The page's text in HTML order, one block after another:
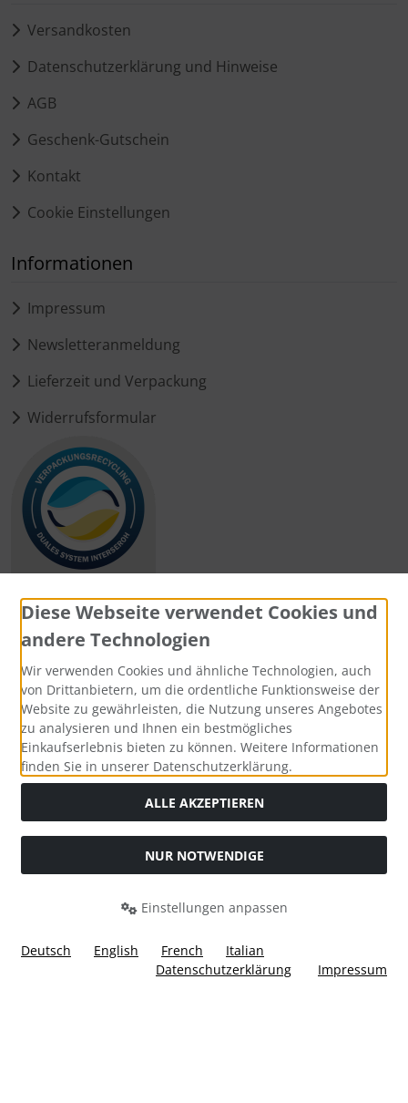
Versandkosten
Datenschutzerklärung und Hinweise
AGB
Geschenk-Gutschein
Kontakt
Cookie Einstellungen
Informationen
Impressum
Newsletteranmeldung
Lieferzeit und Verpackung
Widerrufsformular
Zahlungsmethoden
Social Media
Widerrufsformular
Diese Webseite verwendet Cookies und
andere Technologien
Wir verwenden Cookies und ähnliche Technologien, auch
von Drittanbietern, um die ordentliche Funktionsweise der
Website zu gewährleisten, die Nutzung unseres Angebotes
zu analysieren und Ihnen ein bestmögliches
Einkaufserlebnis bieten zu können. Weitere Informationen
finden Sie in unserer Datenschutzerklärung.
ALLE AKZEPTIEREN
NUR NOTWENDIGE
Einstellungen anpassen
Deutsch English French
Italian
Datenschutzerklärung
Impressum